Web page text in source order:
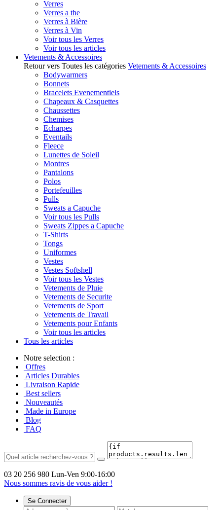
Verres
Verres a the
Verres à Bière
Verres à Vin
Voir tous les Verres
Voir tous les articles
Vetements & Accessoires
Retour vers Toutes les catégories Vetements & Accessoires
Bodywarmers
Bonnets
Bracelets Evenementiels
Chapeaux & Casquettes
Chaussettes
Chemises
Echarpes
Eventails
Fleece
Lunettes de Soleil
Montres
Pantalons
Polos
Portefeuilles
Pulls
Sweats a Capuche
Voir tous les Pulls
Sweats Zippes a Capuche
T-Shirts
Tongs
Uniformes
Vestes
Vestes Softshell
Voir tous les Vestes
Vetements de Pluie
Vetements de Securite
Vetements de Sport
Vetements de Travail
Vetements pour Enfants
Voir tous les articles
Tous les articles
Notre selection :
Offres
Articles Durables
Livraison Rapide
Best sellers
Nouveautés
Made in Europe
Blog
FAQ
03 20 256 980 Lun-Ven 9:00-16:00
Nous sommes ravis de vous aider !
Se Connecter